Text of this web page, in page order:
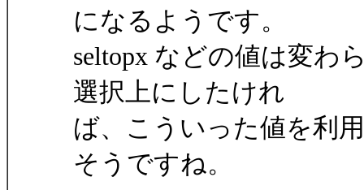
になるようです。
seltopx などの値は変わ
選択上にしたけれ
ば、こういった値を利
そうですね。